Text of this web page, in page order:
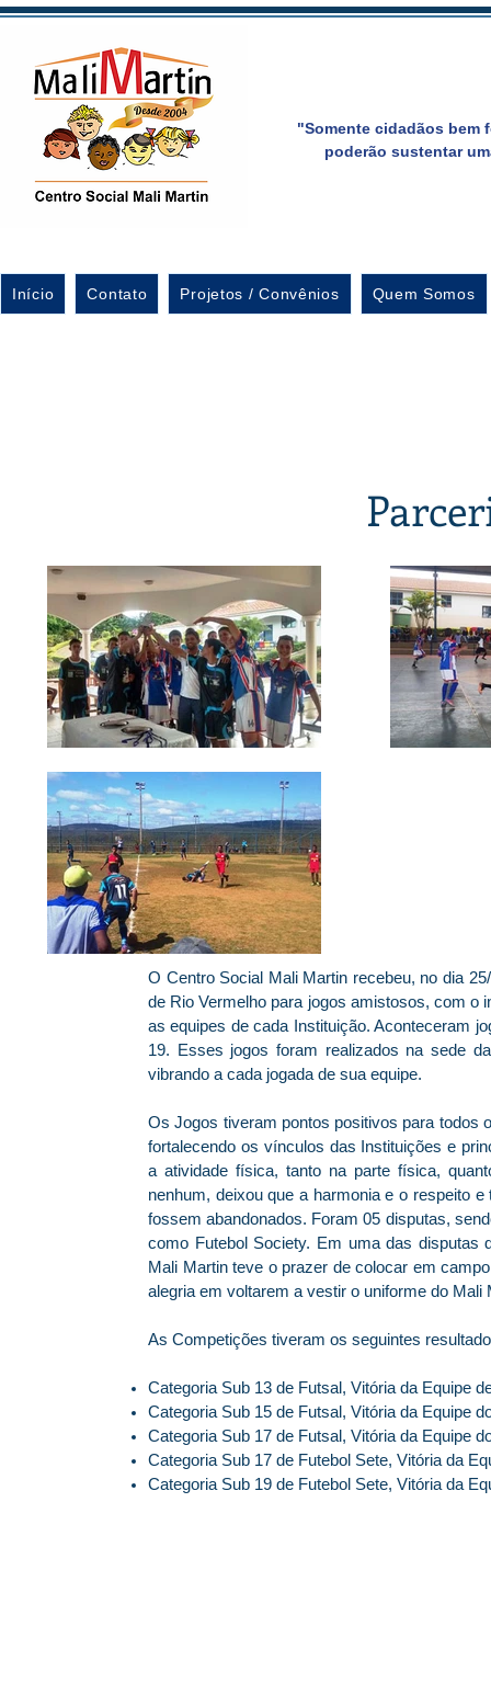
"Somente cidadãos bem
poderão sustentar
Início Contato Projetos / Convênios Quem Somos
O Centro Social Mali Martin recebeu, no dia
de Rio Vermelho para jogos amistosos, com o
as equipes de cada Instituição. Aconteceram
19. Esses jogos foram realizados na sede
vibrando a cada jogada de sua equipe.
Os Jogos tiveram pontos positivos para todos
fortalecendo os vínculos das Instituições e
a atividade física, tanto na parte física,
nenhum, deixou que a harmonia e o respeito
fossem abandonados. Foram 05 disputas,
como Futebol Society. Em uma das disputas
Mali Martin teve o prazer de colocar em
alegria em voltarem a vestir o uniforme do Mali
As Competições tiveram os seguintes
Categoria Sub 13 de Futsal, Vitória da Equipe
Categoria Sub 15 de Futsal, Vitória da Equipe
Categoria Sub 17 de Futsal, Vitória da Equipe
Categoria Sub 17 de Futebol Sete, Vitória da
Categoria Sub 19 de Futebol Sete, Vitória da